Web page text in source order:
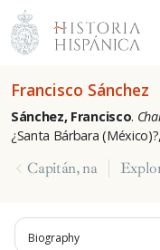
Francisco Sánchez
Sánchez, Francisco.
¿Santa Bárbara
Capitán, na
Biography